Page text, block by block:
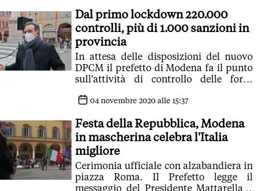
Dal primo lockdown 220.000
controlli, più di 1.000 sanzioni in
provincia
In attesa delle disposizioni del nuovo
DPCM il prefetto di Modena fa il punto
sull'attività di controllo delle forze
essenziale. I modenesi fino ad ora si
04 novembre 2020 alle 15:37
Festa della Repubblica, Modena
in mascherina celebra l'Italia
migliore
Cerimonia ufficiale con alzabandiera in
piazza Roma. Il Prefetto legge il
messaggio del Presidente Mattarella e